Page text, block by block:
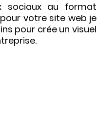
sociaux au format
votre site web je
pour crée un visuel